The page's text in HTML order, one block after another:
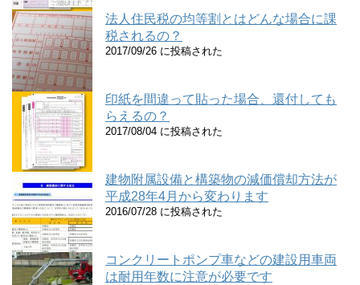
法人住民税の均等割とはどんな場合に課
税されるの？
2017/09/26 に投稿された
印紙を間違って貼った場合、還付しても
らえるの？
2017/08/04 に投稿された
建物附属設備と構築物の減価償却方法が
平成28年4月から変わります
2016/07/28 に投稿された
コンクリートポンプ車などの建設用車両
は耐用年数に注意が必要です